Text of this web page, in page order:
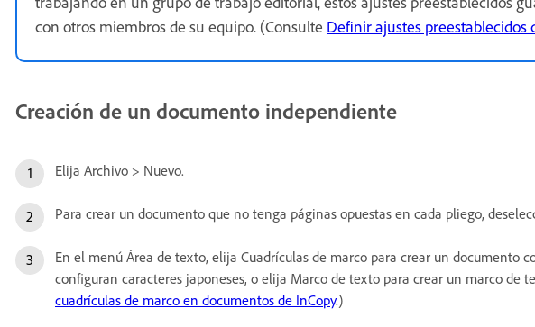
con otros miembros de su equipo. (Consulte Definir ajustes
Creación de un documento independiente
Elija Archivo > Nuevo.
Para crear un documento que no tenga páginas opuestas en cada pliego,
En el menú Área de texto, elija Cuadrículas de marco para crear un documento
configuran caracteres japoneses, o elija Marco de texto para crear un marco de
cuadrículas de marco en documentos de InCopy.)